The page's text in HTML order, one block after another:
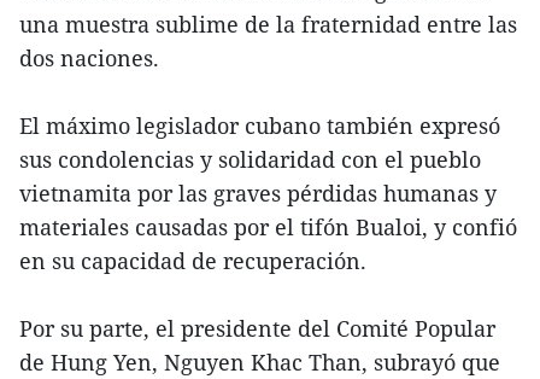
una muestra sublime de la fraternidad entre las
dos naciones.
El máximo legislador cubano también expresó
sus condolencias y solidaridad con el pueblo
vietnamita por las graves pérdidas humanas y
materiales causadas por el tifón Bualoi, y confió
en su capacidad de recuperación.
Por su parte, el presidente del Comité Popular
de Hung Yen, Nguyen Khac Than, subrayó que